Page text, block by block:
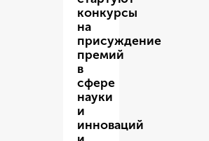
конкурсы
на
присуждение
премий
в
сфере
науки
и
инноваций